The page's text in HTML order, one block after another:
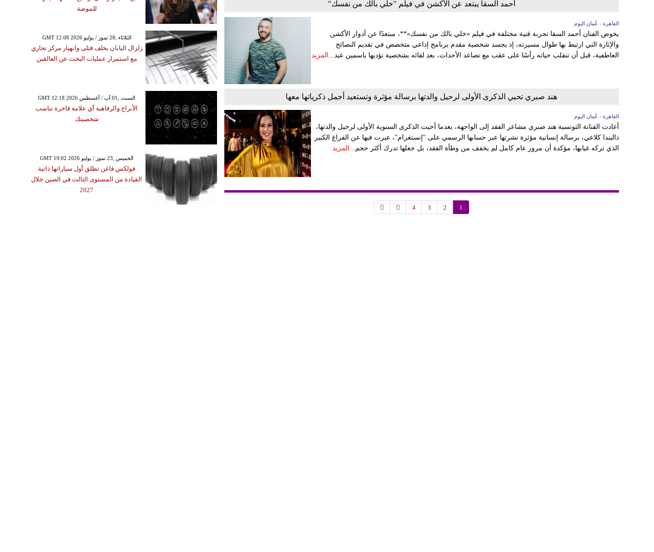
أحمد السقا يبتعد عن الأكشن في فيلم "خلي بالك من نفسك"
القاهرة - عُمان اليوم
يخوض الفنان أحمد السقا تجربة فنية مختلفة في فيلم «خلي بالك من نفسك»**، مبتعدًا عن أدوار الأكشن
والإثارة التي ارتبط بها طوال مسيرته، إذ يجسد شخصية مقدم برنامج إذاعي متخصص في تقديم النصائح
العاطفية، قبل أن تنقلب حياته رأسًا على عقب مع تصاعد الأحداث، بعد لقائه بشخصية تؤديها ياسمين عبد...
المزيد
هند صبري تحيي الذكرى الأولى لرحيل والدتها برسالة مؤثرة وتستعيد أجمل ذكرياتها معها
القاهرة - عُمان اليوم
أعادت الفنانة التونسية هند صبري مشاعر الفقد إلى الواجهة، بعدما أحيت الذكرى السنوية الأولى لرحيل والدتها،
داليندا كلاعي، برسالة إنسانية مؤثرة نشرتها عبر حسابها الرسمي على "إنستغرام"، عبرت فيها عن الفراغ الكبير
الذي تركه غيابها، مؤكدة أن مرور عام كامل لم يخفف من وطأة الفقد، بل جعلها تدرك أكثر حجم... المزيد
1
2
3
4
للموضة
GMT 12:08 2026 الثلاثاء ,28 تموز / يوليو
زلزال اليابان يخلف قتلى وانهيار مركز تجاري
مع استمرار عمليات البحث عن العالقين
GMT 12:18 2026 السبت ,01 آب / أغسطس
الأبراج والرفاهية أي علامة فاخرة تناسب
شخصيتك
GMT 19:02 2026 الخميس ,23 تموز / يوليو
فولكس فاغن تطلق أول سياراتها ذاتية
القيادة من المستوى الثالث في الصين خلال
2027